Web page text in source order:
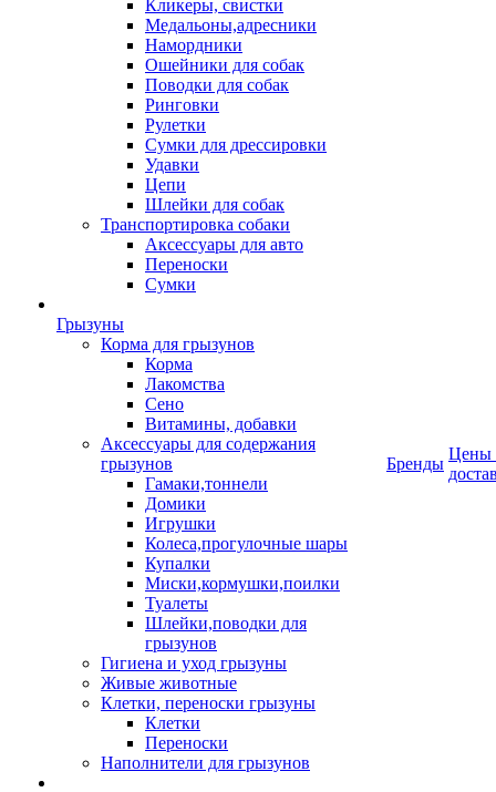
Кликеры, свистки
Медальоны,адресники
Намордники
Ошейники для собак
Поводки для собак
Ринговки
Рулетки
Сумки для дрессировки
Удавки
Цепи
Шлейки для собак
Транспортировка собаки
Аксессуары для авто
Переноски
Сумки
Грызуны
Корма для грызунов
Корма
Лакомства
Сено
Витамины, добавки
Аксессуары для содержания
грызунов
Гамаки,тоннели
Домики
Игрушки
Колеса,прогулочные шары
Купалки
Миски,кормушки,поилки
Туалеты
Шлейки,поводки для
грызунов
Гигиена и уход грызуны
Живые животные
Клетки, переноски грызуны
Клетки
Переноски
Наполнители для грызунов
Бренды
Цены